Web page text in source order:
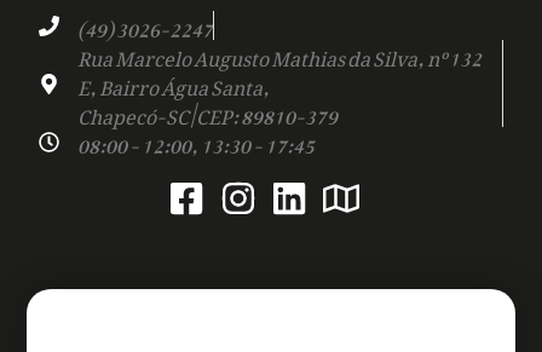
(49) 3026-2247
Rua Marcelo Augusto Mathias da Silva, nº 132
E, Bairro Água Santa,
Chapecó-SC | CEP: 89810-379
08:00 - 12:00, 13:30 - 17:45